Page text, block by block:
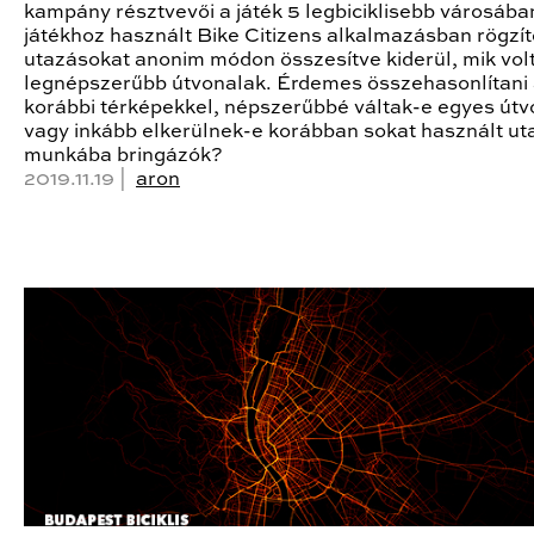
kampány résztvevői a játék 5 legbiciklisebb
játékhoz használt Bike Citizens alkalmazásban
utazásokat anonim módon összesítve kiderül, mik
legnépszerűbb útvonalak. Érdemes összehasonlítani
korábbi térképekkel, népszerűbbé váltak-e egyes
vagy inkább elkerülnek-e korábban sokat használt
munkába bringázók?
2019.11.19 | aron